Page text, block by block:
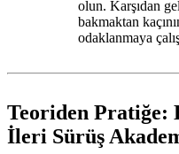
olun. Karşıdan
bakmaktan
odaklanmaya
Teoriden Pratiğe:
İleri Sürüş